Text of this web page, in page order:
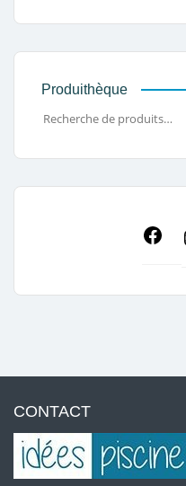
Produithèque
CONTACT